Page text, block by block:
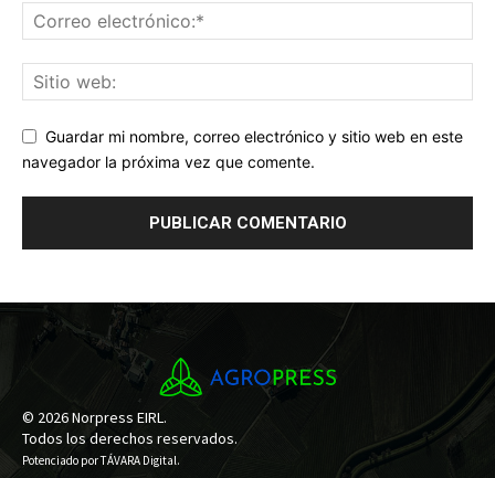
Guardar mi nombre, correo electrónico y sitio web en este
navegador la próxima vez que comente.
© 2026 Norpress EIRL.
Todos los derechos reservados.
Potenciado porTÁVARA Digital.